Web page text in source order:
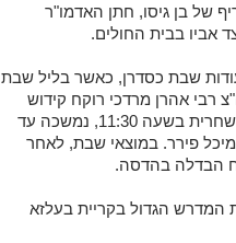
של בן גיסו, חתן האדמו"ר
אביו בבית החולים.
שבת כסדרן, כאשר בליל שבת
ערך הרה"צ רבי אהרן מרדכי רוקח קידוש
בליווי ניגונים ושירי קודש. למחרת החלה תפילת שחרית בשעה 11:30, נמשכה עד
מיכל פירר. במוצאי שבת, לאחר
הבדלה בהדסה.
המדרש הגדול בקריית בעלזא